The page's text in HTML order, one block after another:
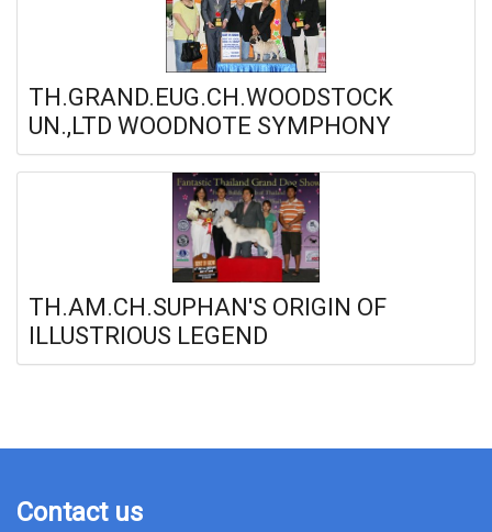
TH.GRAND.EUG.CH.WOODSTOCK
UN.,LTD WOODNOTE SYMPHONY
TH.AM.CH.SUPHAN'S ORIGIN OF
ILLUSTRIOUS LEGEND
Contact us